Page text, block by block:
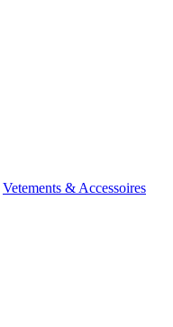
Vetements & Accessoires